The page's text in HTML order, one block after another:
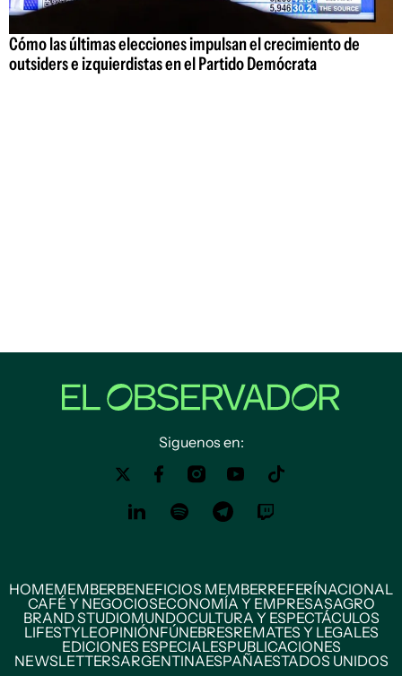
Cómo las últimas elecciones impulsan el crecimiento de
outsiders e izquierdistas en el Partido Demócrata
Siguenos en:
HOMEMEMBERBENEFICIOS MEMBERREFERÍNACIONAL
CAFÉ Y NEGOCIOSECONOMÍA Y EMPRESASAGRO
BRAND STUDIOMUNDOCULTURA Y ESPECTÁCULOS
LIFESTYLEOPINIÓNFÚNEBRESREMATES Y LEGALES
EDICIONES ESPECIALESPUBLICACIONES
NEWSLETTERSARGENTINAESPAÑAESTADOS UNIDOS